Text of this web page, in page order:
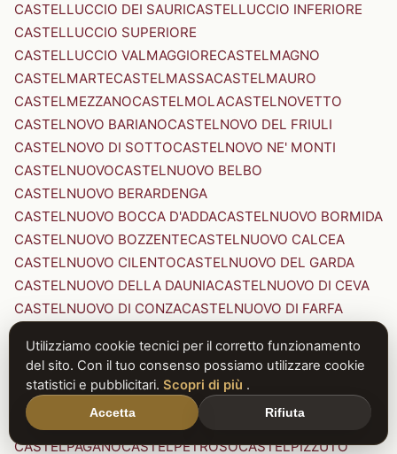
CASTELLUCCIO DEI SAURICASTELLUCCIO INFERIORE
CASTELLUCCIO SUPERIORE
CASTELLUCCIO VALMAGGIORECASTELMAGNO
CASTELMARTECASTELMASSACASTELMAURO
CASTELMEZZANOCASTELMOLACASTELNOVETTO
CASTELNOVO BARIANOCASTELNOVO DEL FRIULI
CASTELNOVO DI SOTTOCASTELNOVO NE' MONTI
CASTELNUOVOCASTELNUOVO BELBO
CASTELNUOVO BERARDENGA
CASTELNUOVO BOCCA D'ADDACASTELNUOVO BORMIDA
CASTELNUOVO BOZZENTECASTELNUOVO CALCEA
CASTELNUOVO CILENTOCASTELNUOVO DEL GARDA
CASTELNUOVO DELLA DAUNIACASTELNUOVO DI CEVA
CASTELNUOVO DI CONZACASTELNUOVO DI FARFA
CASTELNUOVO DI PORTO CASTELNUOVO DON BOSCO
CASTELNUOVO MAGRACASTELNUOVO NIGRA
CASTELNUOVO PARANOCASTELNUOVO RANGONE
CASTELNUOVO SCRIVIA
CASTELNUOVO VAL DI CECINA
CASTELPAGANOCASTELPETROSOCASTELPIZZUTO
Utilizziamo cookie tecnici per il corretto funzionamento
del sito. Con il tuo consenso possiamo utilizzare cookie
statistici e pubblicitari. Scopri di più .
Accetta Rifiuta